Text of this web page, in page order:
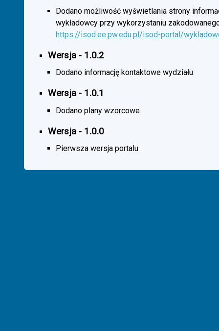
Dodano możliwość wyświetlania strony
wykładowcy przy wykorzystaniu
https://isod.ee.pw.edu.pl/isod-portal/
Wersja - 1.0.2
Dodano informację kontaktowe wydziału
Wersja - 1.0.1
Dodano plany wzorcowe
Wersja - 1.0.0
Pierwsza wersja portalu